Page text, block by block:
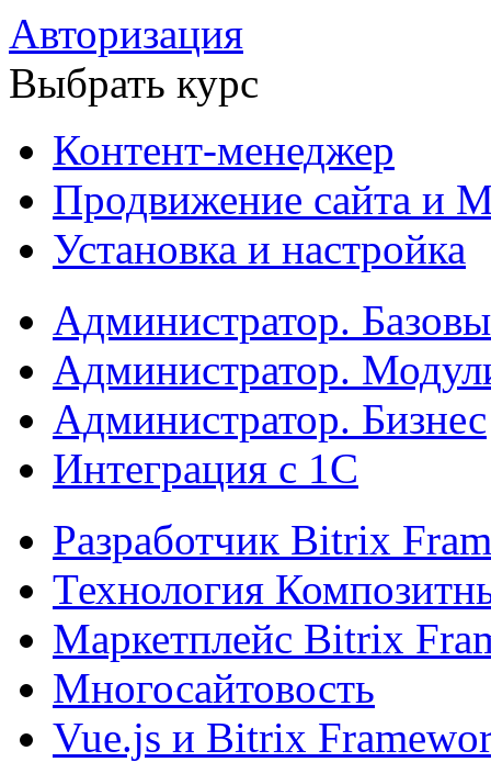
Авторизация
Выбрать курс
Контент-менеджер
Продвижение сайта и
Установка и настройка
Администратор.
Администратор.
Администратор. Бизнес
Интеграция с 1С
Разработчик Bitrix
Технология
Маркетплейс Bitrix
Многосайтовость
Vue.js и Bitrix